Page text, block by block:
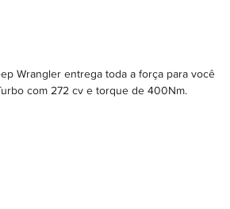
Wrangler entrega toda a força para você
com 272 cv e torque de 400Nm.